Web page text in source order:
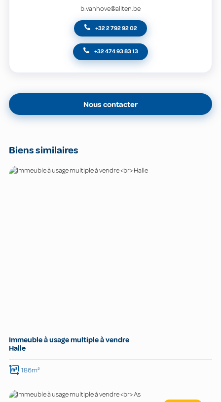
b.vanhove@allten.be
+32 2 792 92 02
+32 474 93 83 13
Nous contacter
Biens similaires
Immeuble à usage multiple à vendre
Halle
186m²